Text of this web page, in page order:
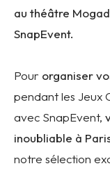
au théâtre
SnapEvent.
Pour organiser
pendant les Jeux
avec SnapEvent,
inoubliable à
notre sélection